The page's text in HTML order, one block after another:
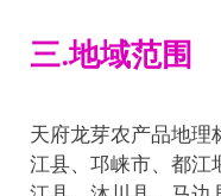
三.地域范围
天府龙芽农产品地理
江县、邛崃市、都江